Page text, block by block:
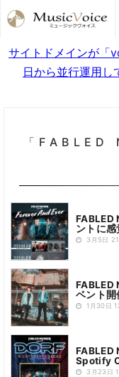
サイトドメインが「
日から並行運用し
「FABLED
FABLED
ントに
3月5日
FABLED
ベント開
1月30日
FABLED
Spotify
3月23日